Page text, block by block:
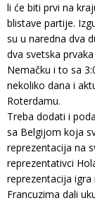
li će biti prvi na
blistave partije.
su u naredna dva
dva svetska
Nemačku i to sa
nekoliko dana i
Roterdamu.
Treba dodati i
sa Belgijom koja
reprezentacija na
reprezentativci
reprezentacija
Francuzima dali